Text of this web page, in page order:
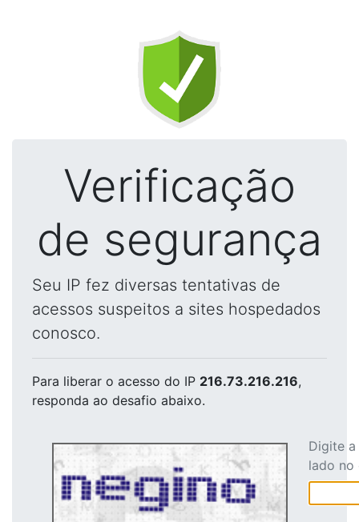
Verificação
de segurança
Seu IP fez diversas tentativas de
acessos suspeitos a sites hospedados
conosco.
Para liberar o acesso do IP 216.73.216.216,
responda ao desafio abaixo.
Digite
lado no